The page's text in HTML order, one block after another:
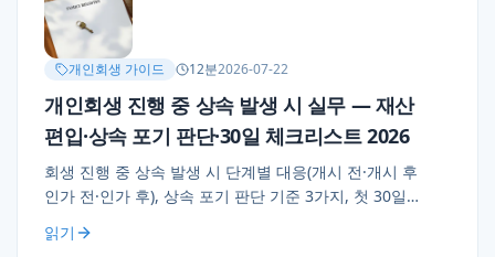
개인회생 가이드 12분2026-07-22
개인회생 진행 중 상속 발생 시 실무 — 재산
편입·상속 포기 판단·30일 체크리스트 2026
회생 진행 중 상속 발생 시 단계별 대응(개시 전·개시 후
인가 전·인가 후), 상속 포기 판단 기준 3가지, 첫 30일
정리. 채무자회생법 §580 신재산 편입 실무.
읽기